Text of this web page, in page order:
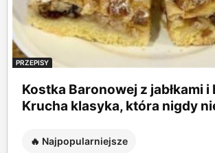
PRZEPISY
Kostka Baronowej z jabłkami i
Krucha klasyka, która nigdy
🔥 Najpopularniejsze